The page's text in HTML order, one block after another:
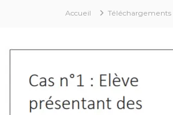
Accueil Téléchargements